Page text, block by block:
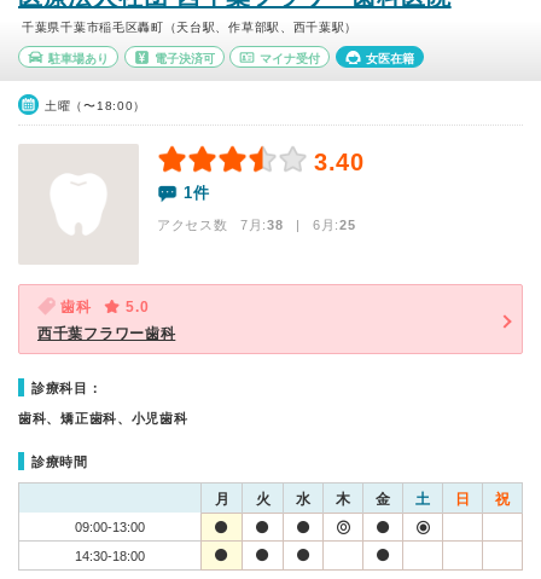
千葉県千葉市稲毛区轟町（天台駅、作草部駅、西千葉駅）
駐車場あり 電子決済可 マイナ受付 女医在籍
土曜（〜18:00）
3.40
1件
アクセス数 7月:38 | 6月:25
歯科
5.0
西千葉フラワー歯科
診療科目：
歯科、矯正歯科、小児歯科
診療時間
月 火 水 木 金 土 日 祝
09:00-13:00
14:30-18:00